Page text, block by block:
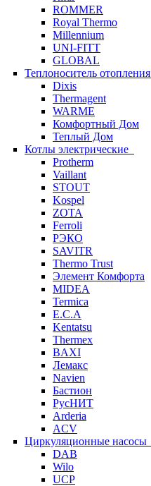
ROMMER
Royal Thermo
Millennium
UNI-FITT
GLOBAL
Теплоноситель отопления
Dixis
Thermagent
WARME
Комфортный Дом
Теплый Дом
Котлы электрические
Protherm
Vaillant
STOUT
Kospel
ZOTA
Ferroli
РЭКО
SAVITR
Thermo Trust
Элемент Комфорта
MIDEA
Termica
E.C.A
Kentatsu
Thermex
BAXI
Лемакс
Navien
Бастион
РусНИТ
Arderia
ACV
Циркуляционные насосы
DAB
Wilo
UCP